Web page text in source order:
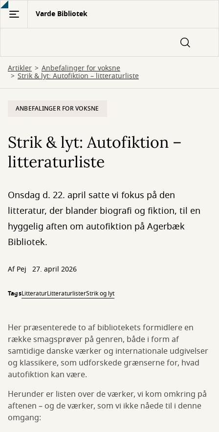
Gå
hovedindhold
Varde Bibliotek
Artikler Anbefalinger for voksne
Strik & lyt: Autofiktion – litteraturliste
ANBEFALINGER FOR VOKSNE
Strik & lyt: Autofiktion –
litteraturliste
Onsdag d. 22. april satte vi fokus på den
litteratur, der blander biografi og fiktion, til en
hyggelig aften om autofiktion på Agerbæk
Bibliotek.
AfPej 27. april 2026
TagsLitteraturLitteraturlisterStrik og lyt
Her præsenterede to af bibliotekets formidlere en
række smagsprøver på genren, både i form af
samtidige danske værker og internationale udgivelser
og klassikere, som udforskede grænserne for, hvad
autofiktion kan være.
Herunder er listen over de værker, vi kom omkring på
aftenen – og de værker, som vi ikke nåede til i denne
omgang: